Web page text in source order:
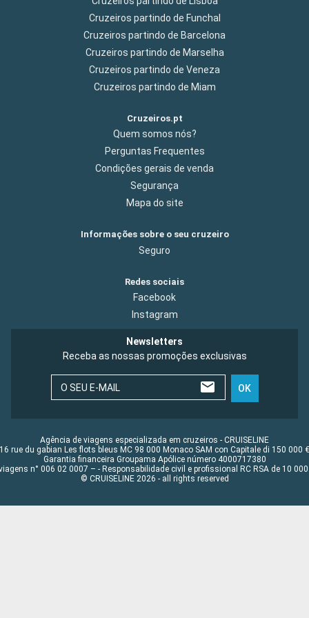
Cruzeiros partindo de Funchal
Cruzeiros partindo de Barcelona
Cruzeiros partindo de Marselha
Cruzeiros partindo de Veneza
Cruzeiros partindo de Miam
Cruzeiros.pt
Quem somos nós?
Perguntas Frequentes
Condições gerais de venda
Segurança
Mapa do site
Informações sobre o seu cruzeiro
Seguro
Redes sociais
Facebook
Instagram
Newsletters
Receba as nossas promoções exclusivas
O SEU E-MAIL OK
Agência de viagens especializada em cruzeiros - CRUISELINE
16 rue du gabian Les flots bleus MC 98 000 Monaco SAM con Capitale di 150 000 €
Garantia financeira Groupama Apólice número 4000717380
n° 006 02 0007 – - Responsabilidade civil e profissional RC RSA de 10 000
© CRUISELINE 2026 - all rights reserved